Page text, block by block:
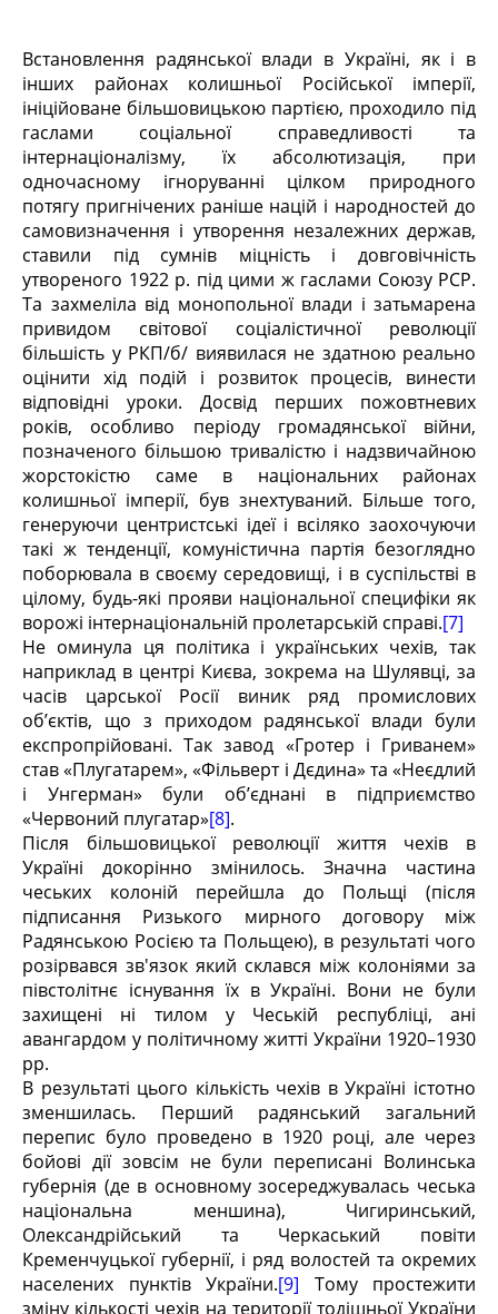
Встановлення радянської влади в Україні, як і в
інших районах колишньої Російської імперії,
ініційоване більшовицькою партією, проходило під
гаслами соціальної справедливості та
інтернаціоналізму, їх абсолютизація, при
одночасному ігноруванні цілком природного
потягу пригнічених раніше націй і народностей до
самовизначення і утворення незалежних держав,
ставили під сумнів міцність і довговічність
утвореного 1922 р. під цими ж гаслами Союзу РСР.
Та захмеліла від монопольної влади і затьмарена
привидом світової соціалістичної революції
більшість у РКП/б/ виявилася не здатною реально
оцінити хід подій і розвиток процесів, винести
відповідні уроки. Досвід перших пожовтневих
років, особливо періоду громадянської війни,
позначеного більшою тривалістю і надзвичайною
жорстокістю саме в національних районах
колишньої імперії, був знехтуваний. Більше того,
генеруючи центристські ідеї і всіляко заохочуючи
такі ж тенденції, комуністична партія безоглядно
поборювала в своєму середовищі, і в суспільстві в
цілому, будь-які прояви національної специфіки як
ворожі інтернаціональній пролетарській справі.[7]
Не оминула ця політика і українських чехів, так
наприклад в центрі Києва, зокрема на Шулявці, за
часів царської Росії виник ряд промислових
об’єктів, що з приходом радянської влади були
експропрійовані. Так завод «Гротер і Гриванем»
став «Плугатарем», «Фільверт і Дєдина» та «Неєдлий
і Унгерман» були об’єднані в підприємство
«Червоний плугатар»[8].
Після більшовицької революції життя чехів в
Україні докорінно змінилось. Значна частина
чеських колоній перейшла до Польщі (після
підписання Ризького мирного договору між
Радянською Росією та Польщею), в результаті чого
розірвався зв'язок який склався між колоніями за
півстолітнє існування їх в Україні. Вони не були
захищені ні тилом у Чеській республіці, ані
авангардом у політичному житті України 1920–1930
рр.
В результаті цього кількість чехів в Україні істотно
зменшилась. Перший радянський загальний
перепис було проведено в 1920 році, але через
бойові дії зовсім не були переписані Волинська
губернія (де в основному зосереджувалась чеська
національна меншина), Чигиринський,
Олександрійський та Черкаський повіти
Кременчуцької губернії, і ряд волостей та окремих
населених пунктів України.[9] Тому простежити
зміну кількості чехів на території тодішньої України